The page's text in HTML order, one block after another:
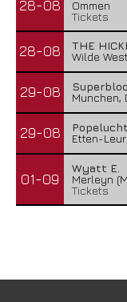
28-08
Ommen
Tickets
28-08
THE
Wilde
29-08
Munchen,
29-08
Etten-Leur
01-09
Wyatt E.
Merleyn
Tickets